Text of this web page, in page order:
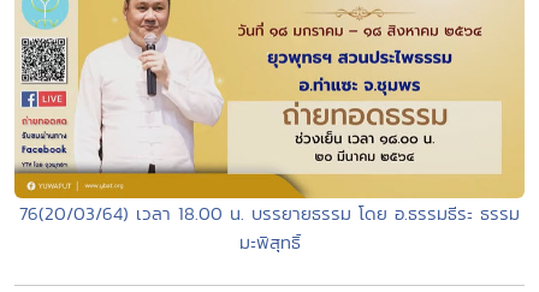
76(20/03/64) เวลา 18.00 น. บรรยายธรรม โดย อ.ธรรมธีระ ธรรม
มะพิสุทธิ์